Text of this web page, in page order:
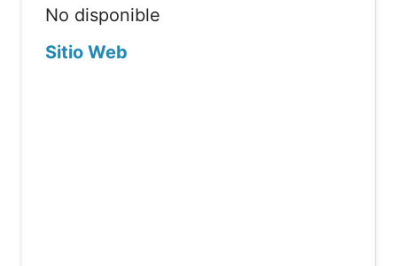
No disponible
Sitio Web